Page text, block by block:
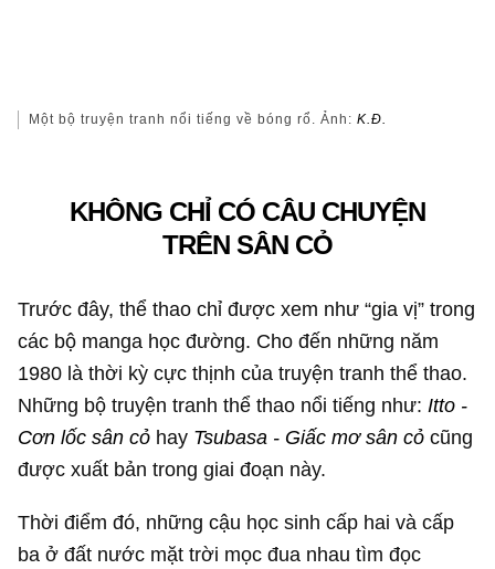
Một bộ truyện tranh nổi tiếng về bóng rổ. Ảnh:K.Đ.
KHÔNG CHỈ CÓ CÂU CHUYỆN
TRÊN SÂN CỎ
Trước đây, thể thao chỉ được xem như “gia vị” trong
các bộ manga học đường. Cho đến những năm
1980 là thời kỳ cực thịnh của truyện tranh thể thao.
Những bộ truyện tranh thể thao nổi tiếng như:Itto -
Cơn lốc sân cỏ hay Tsubasa - Giấc mơ sân cỏ cũng
được xuất bản trong giai đoạn này.
Thời điểm đó, những cậu học sinh cấp hai và cấp
ba ở đất nước mặt trời mọc đua nhau tìm đọc